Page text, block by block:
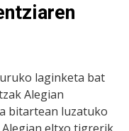
laginketa bat
Alegian
bitartean luzatuko